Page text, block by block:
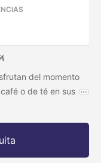
del momento
o de té en sus